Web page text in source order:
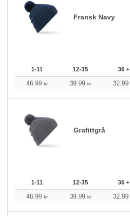
Fransk Navy
1-11 12-35 36 +
46.99 kr 39.99 kr 32.99
Grafittgrå
1-11 12-35 36 +
46.99 kr 39.99 kr 32.99